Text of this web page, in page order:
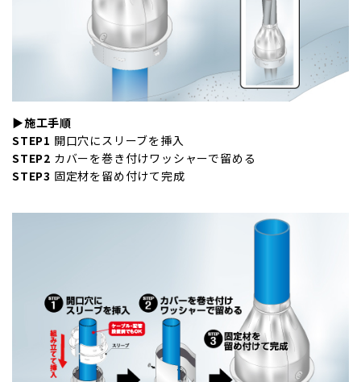
▶施工手順
STEP1 開口穴にスリーブを挿入
STEP2 カバーを巻き付けワッシャーで留める
STEP3 固定材を留め付けて完成